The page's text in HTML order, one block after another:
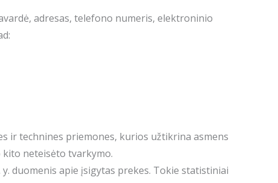
adresas, telefono numeris, elektroninio
ir technines priemones, kurios užtikrina asmens
neteisėto tvarkymo.
duomenis apie įsigytas prekes. Tokie statistiniai